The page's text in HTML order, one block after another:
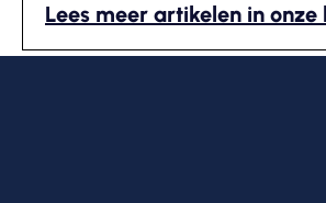
Lees meer artikelen in onze